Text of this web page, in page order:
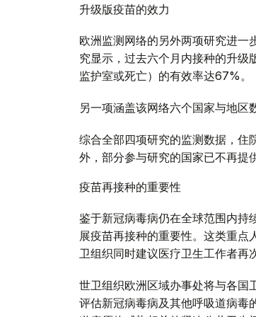
升级版疫苗的效力
欧洲监测网络的另外两项研究进一
究显示，过去六个月内接种的升
监护室或死亡）的有效率达67%。
另一项涵盖该网络六个国家与地区
综合全部四项研究的监测数据，住
外，部分参与研究的国家已不再提
疫苗再接种的重要性
鉴于新冠病毒病仍在全球范围内持
展疫苗再接种的重要性。这类重
卫组织同时建议医疗卫生工作者再
世卫组织欧洲区域办事处将与各国
评估新冠病毒病及其他呼吸道病毒